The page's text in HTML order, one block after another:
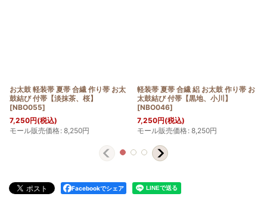
お太鼓 軽装帯 夏帯 合繊 作り帯 お太
鼓結び 付帯【淡抹茶、桜】
[NBO055]
7,250円(税込)
モール販売価格: 8,250円
軽装帯 夏帯 合繊 絽 お太鼓 作り帯 お
太鼓結び 付帯【黒地、小川】
[NBO046]
7,250円(税込)
モール販売価格: 8,250円
Facebookでシェア